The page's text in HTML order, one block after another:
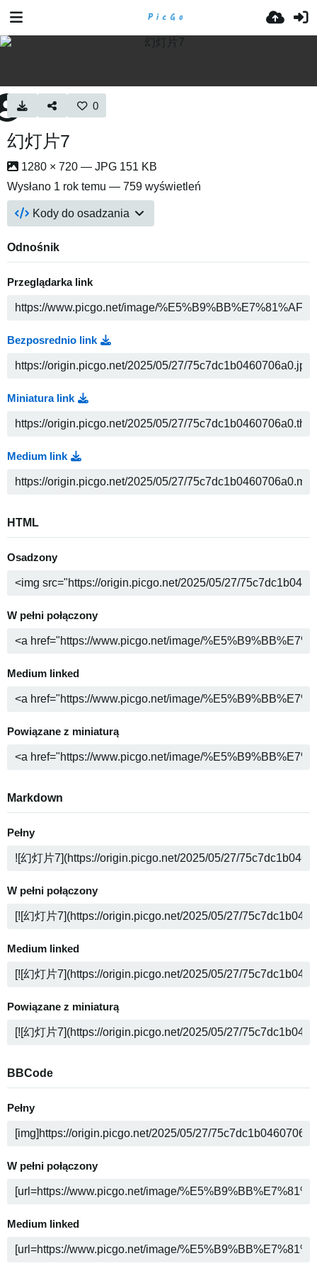
0
幻灯片7
1280 × 720 — JPG 151 KB
Wysłano 1 rok temu — 759 wyświetleń
Kody do osadzania
Odnośnik
Przeglądarka link
Bezposrednio link
Miniatura link
Medium link
HTML
Osadzony
W pełni połączony
Medium linked
Powiązane z miniaturą
Markdown
Pełny
W pełni połączony
Medium linked
Powiązane z miniaturą
BBCode
Pełny
W pełni połączony
Medium linked